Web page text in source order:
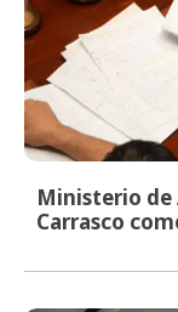
Ministerio de
Carrasco